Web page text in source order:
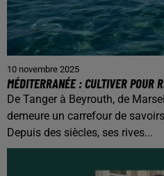
10 novembre 2025
MÉDITERRANÉE : CULTIVER POUR
De Tanger à Beyrouth, de
demeure un carrefour de
Depuis des siècles, ses rives...